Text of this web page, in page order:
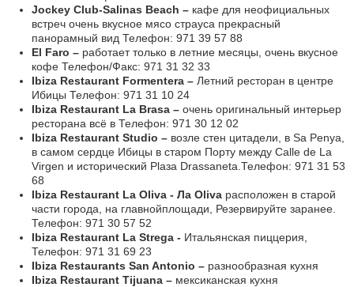
Jockey Club-Salinas Beach – кафе для неофициальных
встреч очень вкусное мясо страуса прекрасный
панорамный вид Телефон: 971 39 57 88
El Faro – работает только в летние месяцы, очень вкусное
кофе Телефон/Факс: 971 31 32 33
Ibiza Restaurant Formentera – Летний ресторан в центре
Ибицы Телефон: 971 31 10 24
Ibiza Restaurant La Brasa – очень оригинальный интерьер
ресторана всё в Телефон: 971 30 12 02
Ibiza Restaurant Studio – возле стен цитадели, в Sa Penya,
в самом сердце Ибицы в старом Порту между Calle de La
Virgen и исторический Plaзa Drassaneta.Телефон: 971 31 53
68
Ibiza Restaurant La Oliva - Ла Oliva расположен в старой
части города, на главнойплощади, Резервируйте заранее.
Телефон: 971 30 57 52
Ibiza Restaurant La Strega - Итальянская пиццерия,
Телефон: 971 31 69 23
Ibiza Restaurants San Antonio – разнообразная кухня
Ibiza Restaurant Tijuana – мексиканская кухня